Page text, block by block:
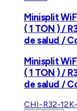
Minisplit
( 1 TON ) /
de salud /
Minisplit
( 1 TON ) /
de salud /
CHI-R32-